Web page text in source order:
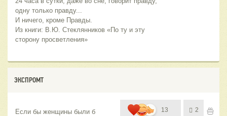
одну только правду...
И ничего, кроме Правды.
Из книги: В.Ю. Стеклянников «По ту и эту
сторону просветления»
ЭКСПРОМТ
Если бы женщины были б
13 2